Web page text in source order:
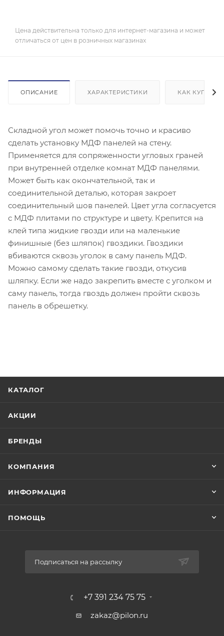
Цена действительна только для интернет-магазина и может
отличаться от цен в розничных магазинах
ОПИСАНИЕ ХАРАКТЕРИСТИКИ КАК КУПИТЬ
Складной угол может помочь точно и красиво
сделать установку МДФ панелей на стену.
Применяется для сопряженности угловых граней
при внутренней отделке комнат МДФ панелями.
Может быть как окончательной, так и
соединительной деталью, которая закроет
соединительный шов панелей. Цвет угла согласуется
с МДФ плитами по структуре и цвету. Крепится на
клей типа жидкие гвозди или на маленькие
финишные (без шляпок) гвоздики. Гвоздики
вбиваются сквозь уголок в саму панель МДФ.
Можно самому сделать такие гвозди, откусив
шляпку. Если же надо закрепить вместе с уголком и
саму панель, тогда гвоздь должен пройти сквозь
панель в обрешетку.
КАТАЛОГ
АКЦИИ
БРЕНДЫ
КОМПАНИЯ
ИНФОРМАЦИЯ
ПОМОЩЬ
Подписаться на рассылку
+7 391 234 75 75
zakaz@pilon.ru